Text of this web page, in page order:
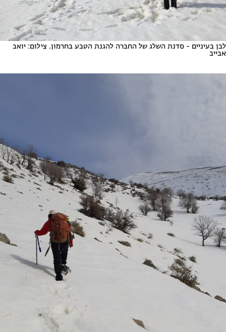
לבן בעיניים - סדנת השלג של החברה להגנת הטבע בחרמון. צילום: יואב
אבייב